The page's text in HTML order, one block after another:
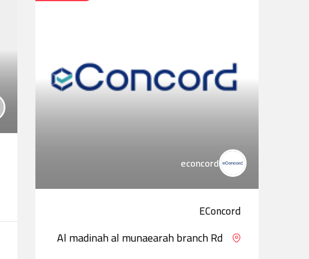
econcord
EConcord
Al madinah al munaearah branch Rd